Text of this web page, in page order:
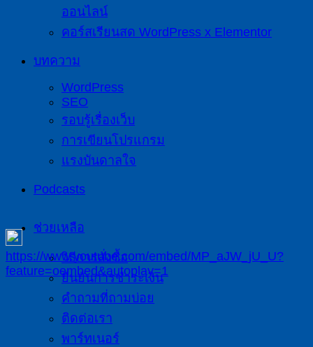
ออนไลน์
คอร์สเรียนสด WordPress x Elementor
บทความ
WordPress
SEO
รอบรู้เรื่องเว็บ
การเขียนโปรแกรม
แรงบันดาลใจ
Podcasts
ช่วยเหลือ
วิธีการสั่งซื้อ
ยืนยันการชำระเงิน
คำถามที่ถามบ่อย
ติดต่อเรา
พาร์ทเนอร์
https://www.youtube.com/embed/MP_aJW_jU_U?
feature=oembed&autoplay=1